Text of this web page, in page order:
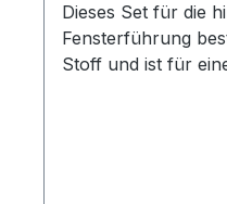
Dieses Set für die
Fensterführung
Stoff und ist für